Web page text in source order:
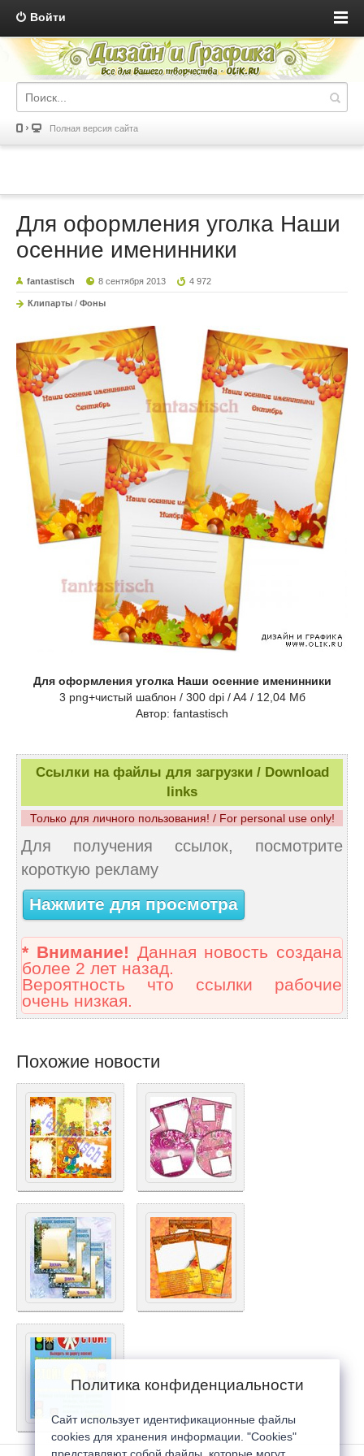
Войти
Полная версия сайта
Для оформления уголка Наши
осенние именинники
fantastisch 8 сентября 2013 4 972
Клипарты / Фоны
Для оформления уголка Наши осенние именинники
3 png+чистый шаблон / 300 dpi / A4 / 12,04 Мб
Автор: fantastisch
Ссылки на файлы для загрузки / Download
links
Только для личного пользования! / For personal use only!
Для получения ссылок, посмотрите
короткую рекламу
Нажмите для просмотра
* Внимание! Данная новость создана
более 2 лет назад.
Вероятность что ссылки рабочие
очень низкая.
Похожие новости
Политика конфиденциальности
Сайт использует идентификационные файлы
cookies для хранения информации. "Cookies"